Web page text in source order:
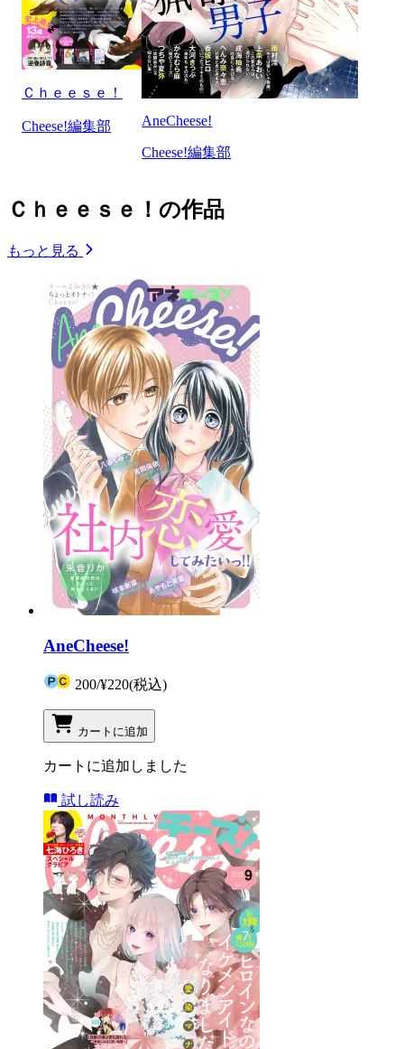
Ｃｈｅｅｓｅ！
Cheese!編集部 AneCheese!
Cheese!編集部
Ｃｈｅｅｓｅ！の作品
もっと見る
AneCheese!
200/¥220(税込)
カートに追加
カートに追加しました
試し読み